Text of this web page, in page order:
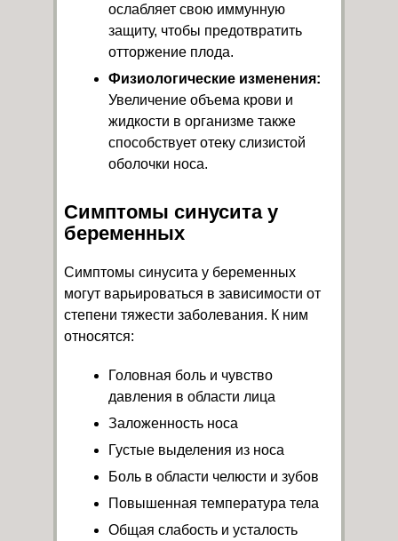
ослабляет свою иммунную
защиту, чтобы предотвратить
отторжение плода.
Физиологические изменения:
Увеличение объема крови и
жидкости в организме также
способствует отеку слизистой
оболочки носа.
Симптомы синусита у
беременных
Симптомы синусита у беременных
могут варьироваться в зависимости от
степени тяжести заболевания. К ним
относятся:
Головная боль и чувство
давления в области лица
Заложенность носа
Густые выделения из носа
Боль в области челюсти и зубов
Повышенная температура тела
Общая слабость и усталость